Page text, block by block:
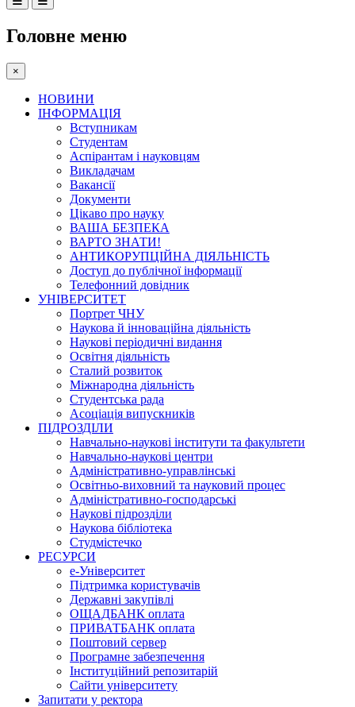
Головне меню
×
НОВИНИ
ІНФОРМАЦІЯ
Вступникам
Студентам
Аспірантам і науковцям
Викладачам
Вакансії
Документи
Цікаво про науку
ВАША БЕЗПЕКА
ВАРТО ЗНАТИ!
АНТИКОРУПЦІЙНА ДІЯЛЬНІСТЬ
Доступ до публічної інформації
Телефонний довідник
УНІВЕРСИТЕТ
Портрет ЧНУ
Наукова й інноваційна діяльність
Наукові періодичні видання
Освітня діяльність
Сталий розвиток
Міжнародна діяльність
Студентська рада
Асоціація випускників
ПІДРОЗДІЛИ
Навчально-наукові інститути та факультети
Навчально-наукові центри
Адміністративно-управлінські
Освітньо-виховний та науковий процес
Адміністративно-господарські
Наукові підрозділи
Наукова бібліотека
Студмістечко
РЕСУРСИ
е-Університет
Підтримка користувачів
Державні закупівлі
ОЩАДБАНК оплата
ПРИВАТБАНК оплата
Поштовий сервер
Програмне забезпечення
Інституційний репозитарій
Сайти університету
Запитати у ректора